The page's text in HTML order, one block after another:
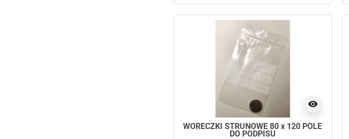
visibility
WORECZKI STRUNOWE 80 x 120 POLE
DO PODPISU